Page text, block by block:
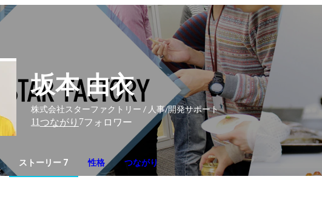
坂本 由衣
株式会社スターファクトリー / 人事/開発サポート
11つながり 7フォロワー
ストーリー 7 性格 つながり